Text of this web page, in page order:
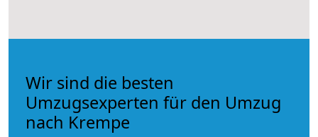
Wir sind die besten
Umzugsexperten für den Umzug
nach Krempe